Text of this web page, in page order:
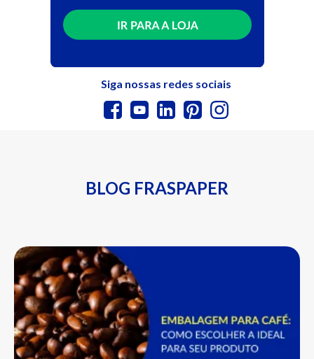
Siga nossas redes sociais
BLOG FRASPAPER